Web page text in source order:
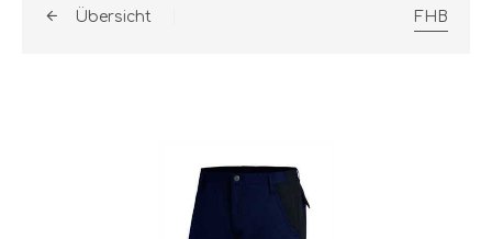
Übersicht FHB